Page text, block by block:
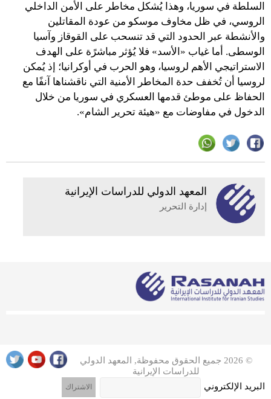
السلطة في سوريا، وهذا يُشكل مخاطر على الأمن الداخلي
الروسي، في ظل مخاوف موسكو من عودة المقاتلين
والأنشطة عبر الحدود التي قد تنسحب على القوقاز وآسيا
الوسطى. أما غياب «الأسد» فلا يُؤثر مباشرًة على الهدف
الاستراتيجي الأهم لروسيا، وهو الحرب في أوكرانيا؛ إذ يُمكن
لروسيا أن تُخفف حدة المخاطر الأمنية التي ناقشناها آنفًا مع
الحفاظ على موطئ قدمها العسكري في سوريا من خلال
الدخول في مفاوضات مع «هيئة تحرير الشام».
المعهد الدولي للدراسات الإيرانية
إدارة التحرير
البريد الإلكتروني
© 2026 جميع الحقوق محفوظة, المعهد الدولي
للدراسات الإيرانية